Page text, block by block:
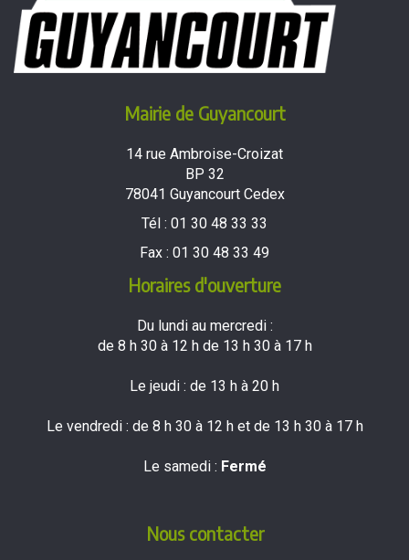
Mairie de Guyancourt
14 rue Ambroise-Croizat
BP 32
78041 Guyancourt Cedex
Tél : 01 30 48 33 33
Fax : 01 30 48 33 49
Horaires d'ouverture
Du lundi au mercredi :
de 8 h 30 à 12 h de 13 h 30 à 17 h
Le jeudi : de 13 h à 20 h
Le vendredi : de 8 h 30 à 12 h et de 13 h 30 à 17 h
Le samedi : Fermé
Nous contacter